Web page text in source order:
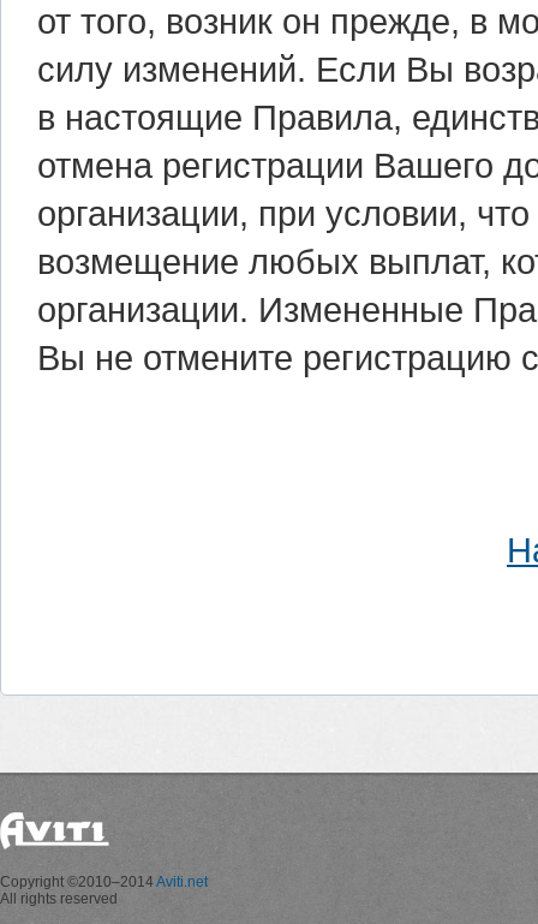
от того, возник он прежде, в
силу изменений. Если Вы
в настоящие Правила,
отмена регистрации Вашего
организации, при условии,
возмещение любых выплат,
организации. Измененные
Вы не отмените регистрацию
Copyright ©2010–2014Aviti.net
All rights reserved